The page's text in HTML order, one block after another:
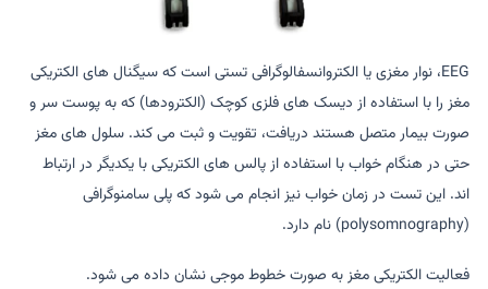
EEG، نوار مغزی یا الکتروانسفالوگرافی تستی است که سیگنال های الکتریکی
مغز را با استفاده از دیسک های فلزی کوچک (الکترودها) که به پوست سر و
صورت بیمار متصل هستند دریافت، تقویت و ثبت می کند. سلول های مغز
حتی در هنگام خواب با استفاده از پالس های الکتریکی با یکدیگر در ارتباط
اند. این تست در زمان خواب نیز انجام می شود که پلی سامنوگرافی
(polysomnography) نام دارد.
فعالیت الکتریکی مغز به صورت خطوط موجی نشان داده می شود.